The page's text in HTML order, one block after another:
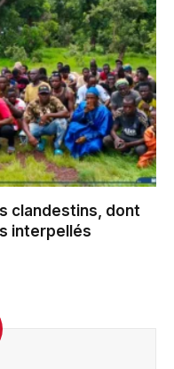
clandestins, dont
interpellés